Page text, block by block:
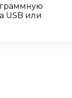
USB или